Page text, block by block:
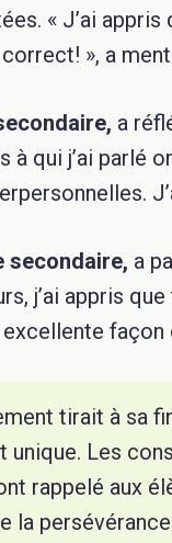
« J’ai
», a
a
à qui j’ai
secondaire, a
j’ai appris
façon
tirait à sa
unique. Les
rappelé aux
la